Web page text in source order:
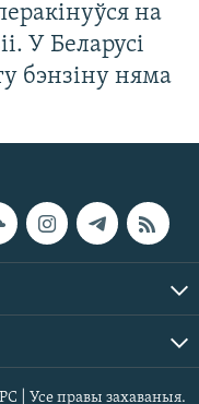
на
У Беларусі
бэнзіну няма
| Усе правы захаваныя.